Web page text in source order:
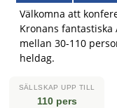
Välkomna att
Kronans
mellan 30-110
heldag.
SÄLLSKAP UPP TILL
110 pers